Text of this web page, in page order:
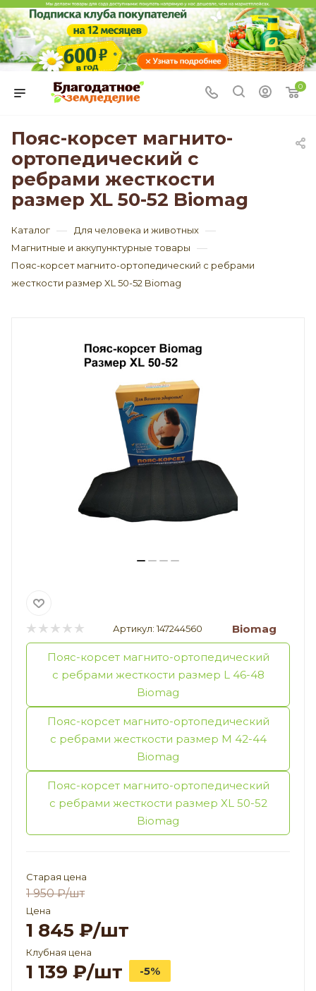
0
Пояс-корсет магнито-
ортопедический с
ребрами жесткости
размер XL 50-52 Biomag
Каталог — Для человека и животных —
Магнитные и аккупунктурные товары —
Пояс-корсет магнито-ортопедический с ребрами
жесткости размер XL 50-52 Biomag
Артикул: 147244560 Biomag
Пояс-корсет магнито-ортопедический
с ребрами жесткости размер L 46-48
Biomag
Пояс-корсет магнито-ортопедический
с ребрами жесткости размер M 42-44
Biomag
Пояс-корсет магнито-ортопедический
с ребрами жесткости размер XL 50-52
Biomag
Старая цена
1 950₽/шт
Цена
1 845 ₽/шт
Клубная цена
1 139 ₽/шт -5%